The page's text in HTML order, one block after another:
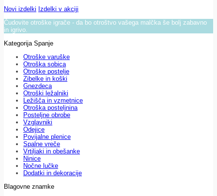
Novi izdelki Izdelki v akciji
Čudovite otroške igrače - da bo otroštvo vašega malčka še bolj zabavno
in igrivo.
Kategorija Spanje
Otroške varuške
Otroška sobica
Otroške postelje
Zibelke in koški
Gnezdeca
Otroški ležalniki
Ležišča in vzmetnice
Otroška posteljnina
Posteljne obrobe
Vzglavniki
Odejice
Povijalne plenice
Spalne vreče
Vrtiljaki in obešanke
Ninice
Nočne lučke
Dodatki in dekoracije
Blagovne znamke